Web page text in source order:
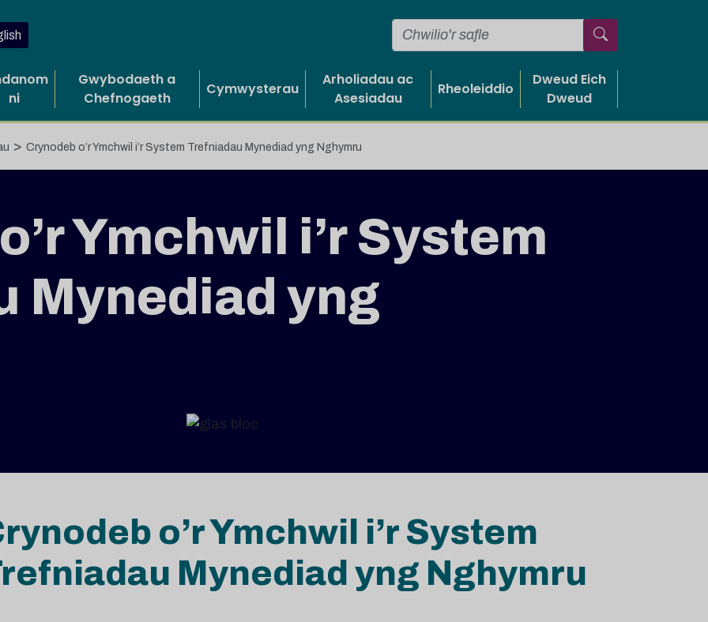
ni
Gwybodaeth a
Chefnogaeth
Cymwysterau
Arholiadau ac
Asesiadau
Rheoleiddio
Dweud Eich
Dweud
> Crynodeb o’r Ymchwil i’r System Trefniadau Mynediad yng Nghymru
Ymchwil i’r System
Mynediad yng
o’r Ymchwil i’r System
Mynediad yng Nghymru